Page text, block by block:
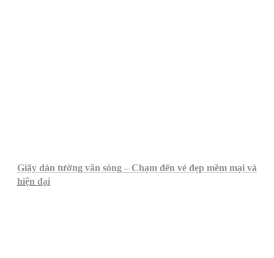
Giấy dán tường vân sóng – Chạm đến vẻ đẹp mềm mại và
hiện đại